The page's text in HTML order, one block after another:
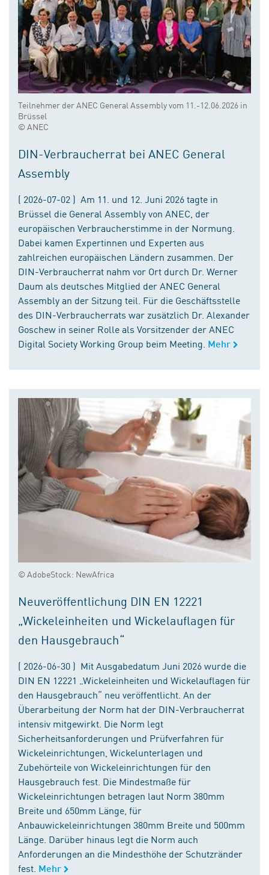
Teilnehmer der ANEC General Assembly vom 11.-12.06.2026 in
Brüssel
© ANEC
DIN-Verbraucherrat bei ANEC General
Assembly
( 2026-07-02 ) Am 11. und 12. Juni 2026 tagte in
Brüssel die General Assembly von ANEC, der
europäischen Verbraucherstimme in der Normung.
Dabei kamen Expertinnen und Experten aus
zahlreichen europäischen Ländern zusammen. Der
DIN-Verbraucherrat nahm vor Ort durch Dr. Werner
Daum als deutsches Mitglied der ANEC General
Assembly an der Sitzung teil. Für die Geschäftsstelle
des DIN-Verbraucherrats war zusätzlich Dr. Alexander
Goschew in seiner Rolle als Vorsitzender der ANEC
Digital Society Working Group beim Meeting. Mehr
© AdobeStock: NewAfrica
Neuveröffentlichung DIN EN 12221
„Wickeleinheiten und Wickelauflagen für
den Hausgebrauch“
( 2026-06-30 ) Mit Ausgabedatum Juni 2026 wurde die
DIN EN 12221 „Wickeleinheiten und Wickelauflagen für
den Hausgebrauch“ neu veröffentlicht. An der
Überarbeitung der Norm hat der DIN-Verbraucherrat
intensiv mitgewirkt. Die Norm legt
Sicherheitsanforderungen und Prüfverfahren für
Wickeleinrichtungen, Wickelunterlagen und
Zubehörteile von Wickeleinrichtungen für den
Hausgebrauch fest. Die Mindestmaße für
Wickeleinrichtungen betragen laut Norm 380mm
Breite und 650mm Länge, für
Anbauwickeleinrichtungen 380mm Breite und 500mm
Länge. Darüber hinaus legt die Norm auch
Anforderungen an die Mindesthöhe der Schutzränder
fest. Mehr